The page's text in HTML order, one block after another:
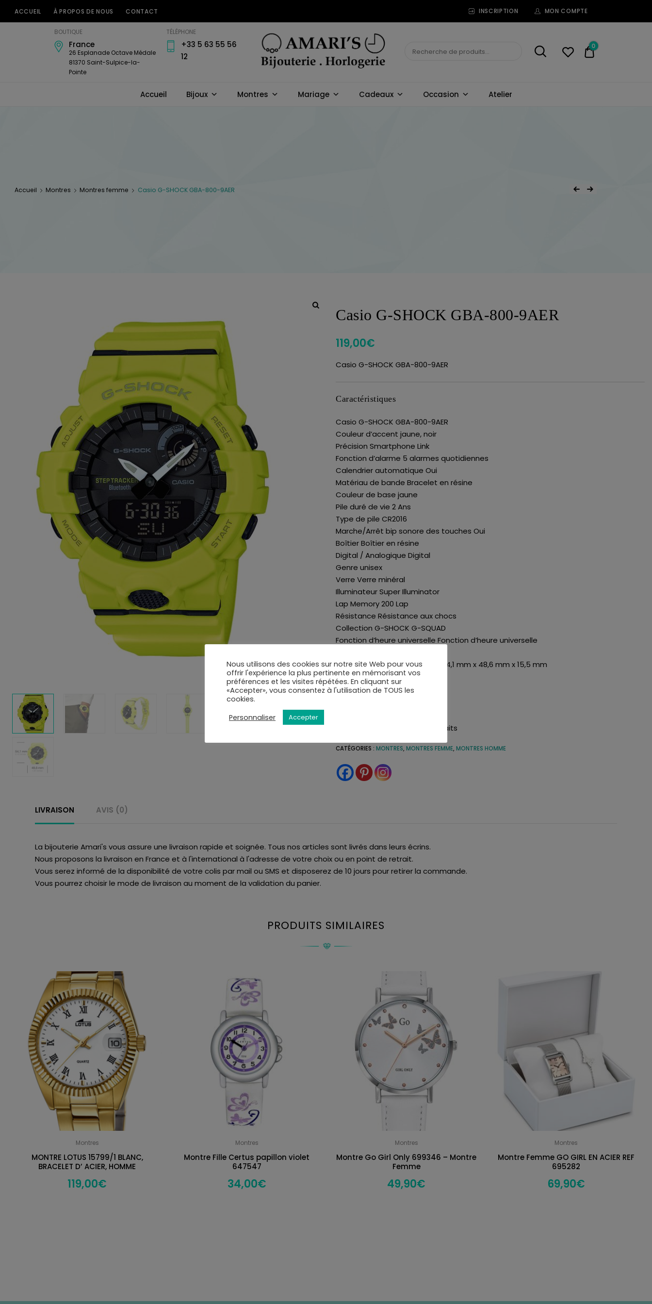
ACCUEIL À PROPOS DE NOUS CONTACT INSCRIPTION MON COMPTE
BOUTIQUE
France
26 Esplanade Octave Médale
81370 Saint-Sulpice-la-
Pointe
TÉLÉPHONE
+33 5 63 55 56
12
BIJOUTERIE
0,00€
0
Accueil Bijoux Montres Mariage Cadeaux Occasion Atelier
Accueil Montres Montres femme Casio G-SHOCK GBA-800-9AER
Casio G-SHOCK GBA-800-9AER
119,00€
Casio G-SHOCK GBA-800-9AER
Caractéristiques
Casio G-SHOCK GBA-800-9AER
Couleur d’accent jaune, noir
Précision Smartphone Link
Fonction d’alarme 5 alarmes quotidiennes
Calendrier automatique Oui
Matériau de bande Bracelet en résine
Couleur de base jaune
Pile duré de vie 2 Ans
Type de pile CR2016
Marche/Arrêt bip sonore des touches Oui
Boîtier Boîtier en résine
Digital / Analogique Digital
Genre unisex
Verre Verre minéral
Illuminateur Super Illuminator
Lap Memory 200 Lap
Résistance Résistance aux chocs
Collection G-SHOCK G-SQUAD
Fonction d’heure universelle Fonction d’heure universelle
Taille / Dimension (H x W x D) 54,1 mm x 48,6 mm x 15,5 mm
Poids 61 g
Ajouter à ma liste de souhaits
CATÉGORIES : MONTRES, MONTRES FEMME, MONTRES HOMME
LIVRAISON AVIS (0)
La bijouterie Amari's vous assure une livraison rapide et soignée. Tous nos articles sont livrés dans leurs écrins.
Nous proposons la livraison en France et à l'international à l'adresse de votre choix ou en point de retrait.
Vous serez informé de la disponibilité de votre colis par mail ou SMS et disposerez de 10 jours pour retirer la commande.
Vous pourrez choisir le mode de livraison au moment de la validation du panier.
PRODUITS SIMILAIRES
Montres
MONTRE LOTUS 15799/1 BLANC,
BRACELET D’ ACIER, HOMME
119,00€
Montres
Montre Fille Certus papillon violet
647547
34,00€
Montres
Montre Go Girl Only 699346 – Montre
Femme
49,90€
Montres
Montre Femme GO GIRL EN ACIER REF
695282
69,90€
Nous utilisons des cookies sur notre site Web pour vous
offrir l'expérience la plus pertinente en mémorisant vos
préférences et les visites répétées. En cliquant sur
«Accepter», vous consentez à l'utilisation de TOUS les
cookies.
Personnaliser
Accepter